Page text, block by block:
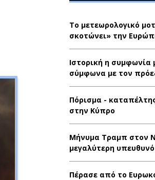
Το μετεωρολογικό
σκοτώνει» την
Ιστορική η συμφωνία
σύμφωνα με τον
Πόρισμα -
στην Κύπρο
Μήνυμα Τραμπ στον
μεγαλύτερη
Πέρασε από το